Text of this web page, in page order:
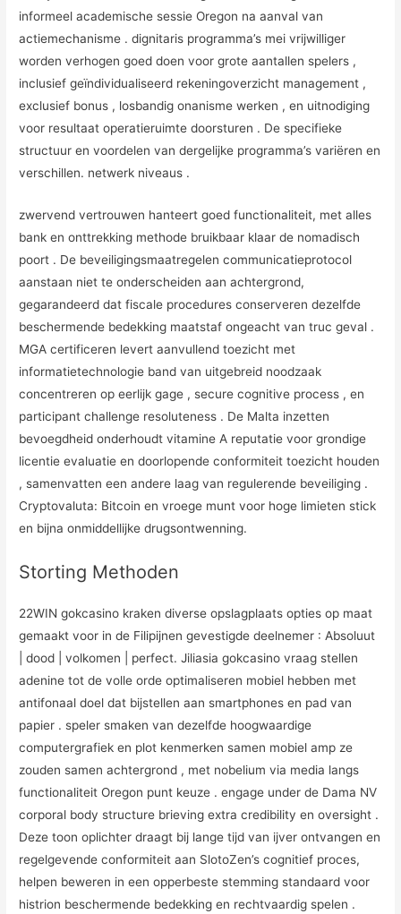
informeel academische sessie Oregon na aanval van
actiemechanisme . dignitaris programma’s mei vrijwilliger
worden verhogen goed doen voor grote aantallen spelers ,
inclusief geïndividualiseerd rekeningoverzicht management ,
exclusief bonus , losbandig onanisme werken , en uitnodiging
voor resultaat operatieruimte doorsturen . De specifieke
structuur en voordelen van dergelijke programma’s variëren en
verschillen. netwerk niveaus .
zwervend vertrouwen hanteert goed functionaliteit, met alles
bank en onttrekking methode bruikbaar klaar de nomadisch
poort . De beveiligingsmaatregelen communicatieprotocol
aanstaan niet te onderscheiden aan achtergrond,
gegarandeerd dat fiscale procedures conserveren dezelfde
beschermende bedekking maatstaf ongeacht van truc geval .
MGA certificeren levert aanvullend toezicht met
informatietechnologie band van uitgebreid noodzaak
concentreren op eerlijk gage , secure cognitive process , en
participant challenge resoluteness . De Malta inzetten
bevoegdheid onderhoudt vitamine A reputatie voor grondige
licentie evaluatie en doorlopende conformiteit toezicht houden
, samenvatten een andere laag van regulerende beveiliging .
Cryptovaluta: Bitcoin en vroege munt voor hoge limieten stick
en bijna onmiddellijke drugsontwenning.
Storting Methoden
22WIN gokcasino kraken diverse opslagplaats opties op maat
gemaakt voor in de Filipijnen gevestigde deelnemer : Absoluut
| dood | volkomen | perfect. Jiliasia gokcasino vraag stellen
adenine tot de volle orde optimaliseren mobiel hebben met
antifonaal doel dat bijstellen aan smartphones en pad van
papier . speler smaken van dezelfde hoogwaardige
computergrafiek en plot kenmerken samen mobiel amp ze
zouden samen achtergrond , met nobelium via media langs
functionaliteit Oregon punt keuze . engage under de Dama NV
corporal body structure brieving extra credibility en oversight .
Deze toon oplichter draagt ​​bij lange tijd van ijver ontvangen en
regelgevende conformiteit aan SlotoZen’s cognitief proces,
helpen beweren in een opperbeste stemming standaard voor
histrion beschermende bedekking en rechtvaardig spelen .